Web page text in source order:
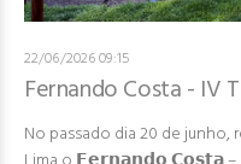
22/06/2026 09:15
Fernando Costa - IV
No passado dia 20 de